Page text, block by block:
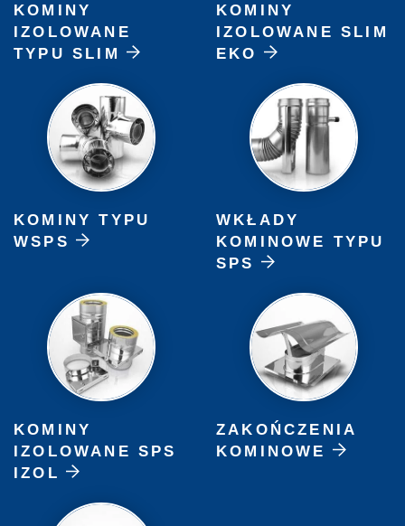
KOMINY
IZOLOWANE
TYPU SLIM
KOMINY
IZOLOWANE SLIM
EKO
KOMINY TYPU
WSPS
WKŁADY
KOMINOWE TYPU
SPS
KOMINY
IZOLOWANE SPS
IZOL
ZAKOŃCZENIA
KOMINOWE